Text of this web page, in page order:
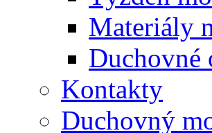
Materiály
Duchovné
Kontakty
Duchovný